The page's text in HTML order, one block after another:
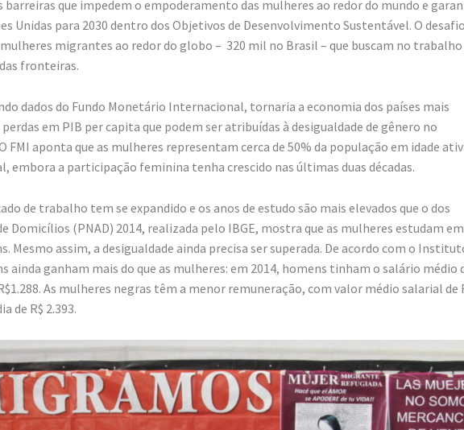
barreiras que impedem o empoderamento das mulheres ao redor do mundo e
Unidas para 2030 dentro dos Objetivos de Desenvolvimento Sustentável. O
migrantes ao redor do globo – 320 mil no Brasil – que buscam no
fronteiras.
dados do Fundo Monetário Internacional, tornaria a economia dos países mais
em PIB per capita que podem ser atribuídas à desigualdade de gênero no
FMI aponta que as mulheres representam cerca de 50% da população em idade
embora a participação feminina tenha crescido nas últimas duas décadas.
de trabalho tem se expandido e os anos de estudo são mais elevados que o dos
Domicílios (PNAD) 2014, realizada pelo IBGE, mostra que as mulheres estudam em
Mesmo assim, a desigualdade ainda precisa ser superada. De acordo com o
ainda ganham mais do que as mulheres: em 2014, homens tinham o salário médio
As mulheres negras têm a menor remuneração, com valor médio salarial de
de R$ 2.393.